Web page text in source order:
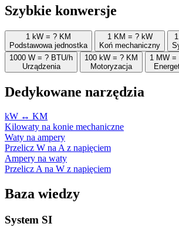
Szybkie konwersje
1 kW = ? KM
Podstawowa jednostka
1 KM = ? kW
Koń mechaniczny
1000 W = ? BTU/h
Urządzenia
100 kW = ? KM
Motoryzacja
1 MW =
Dedykowane narzędzia
kW ↔ KM
Kilowaty na konie mechaniczne
Waty na ampery
Przelicz W na A z napięciem
Ampery na waty
Przelicz A na W z napięciem
Baza wiedzy
System SI